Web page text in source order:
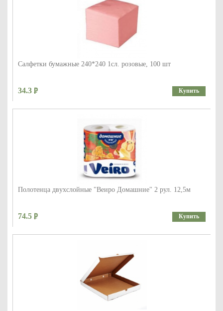
Салфетки бумажные 240*240 1сл. розовые, 100 шт
34.3 Купить
Полотенца двухслойные "Веиро Домашние" 2 рул. 12,5м
74.5 Купить